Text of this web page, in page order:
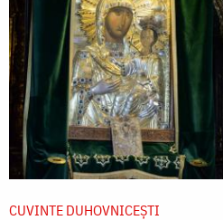
CUVINTE DUHOVNICEȘTI